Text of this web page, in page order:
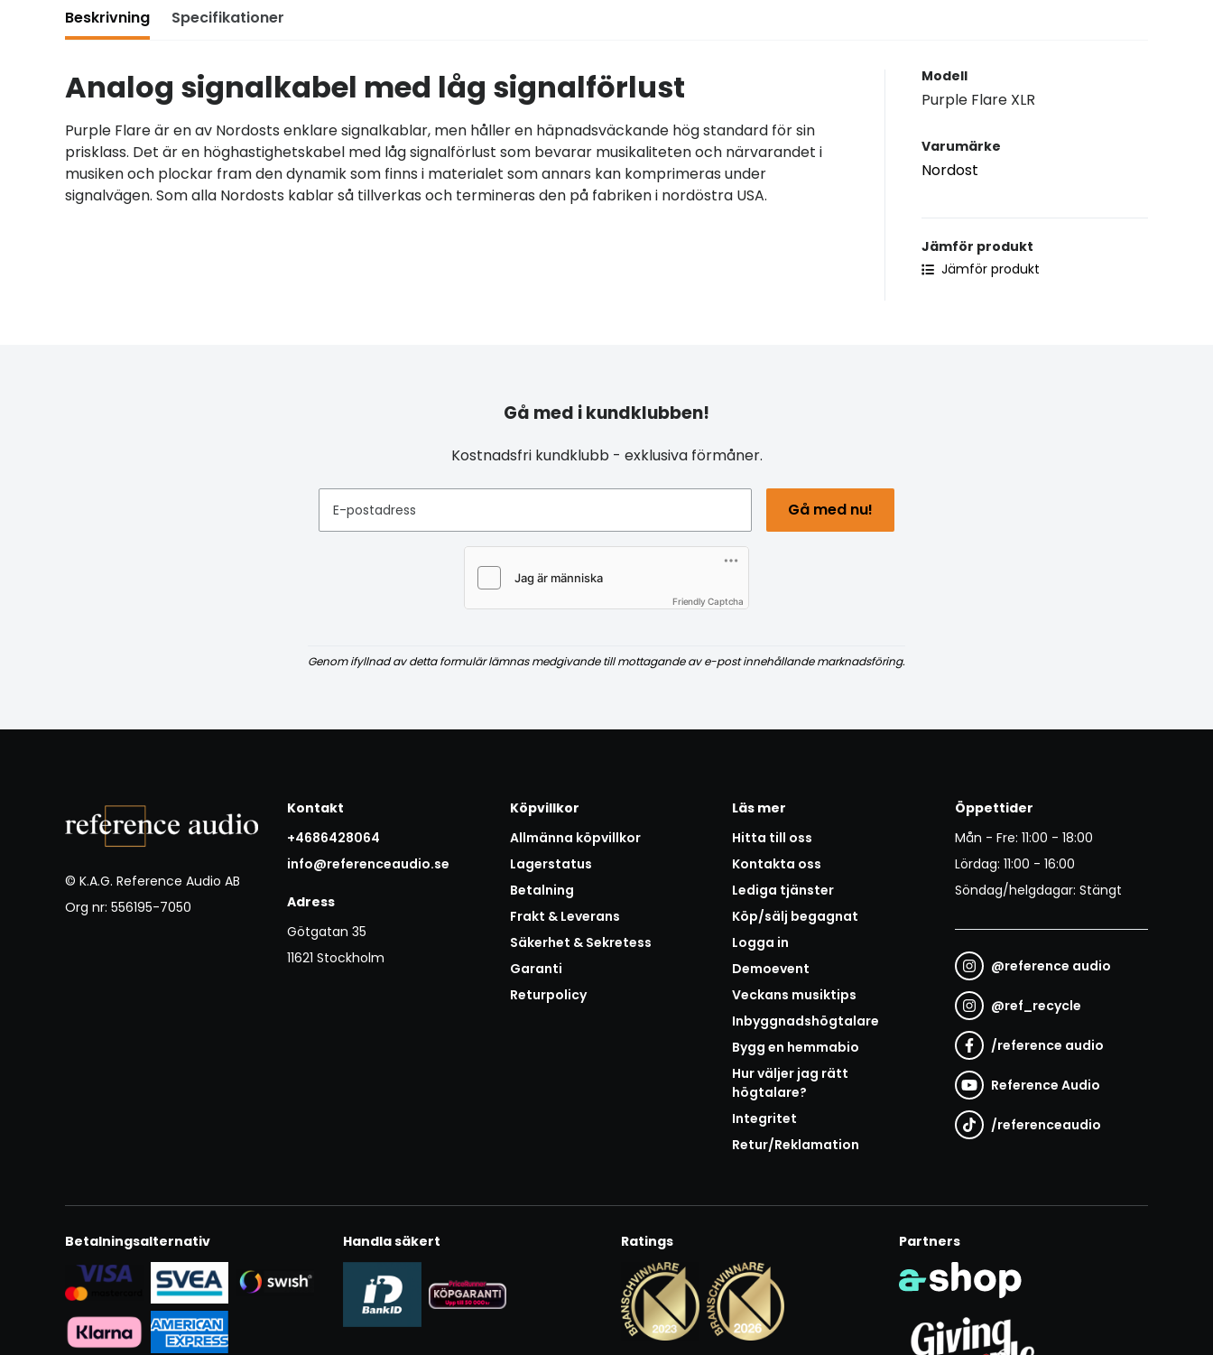
Beskrivning Specifikationer
Analog signalkabel med låg signalförlust
Purple Flare är en av Nordosts enklare signalkablar, men håller en häpnadsväckande hög standard för sin
prisklass. Det är en höghastighetskabel med låg signalförlust som bevarar musikaliteten och närvarandet i
musiken och plockar fram den dynamik som finns i materialet som annars kan komprimeras under
signalvägen. Som alla Nordosts kablar så tillverkas och termineras den på fabriken i nordöstra USA.
Modell
Purple Flare XLR
Varumärke
Nordost
Jämför produkt
Jämför produkt
Gå med i kundklubben!
Kostnadsfri kundklubb - exklusiva förmåner.
E-postadress Gå med nu!
Friendly Captcha
Genom ifyllnad av detta formulär lämnas medgivande till mottagande av e-post innehållande marknadsföring.
© K.A.G. Reference Audio AB
Org nr: 556195-7050
Kontakt
+4686428064
info@referenceaudio.se
Adress
Götgatan 35
11621 Stockholm
Köpvillkor
Allmänna köpvillkor
Lagerstatus
Betalning
Frakt & Leverans
Säkerhet & Sekretess
Garanti
Returpolicy
Läs mer
Hitta till oss
Kontakta oss
Lediga tjänster
Köp/sälj begagnat
Logga in
Demoevent
Veckans musiktips
Inbyggnadshögtalare
Bygg en hemmabio
Hur väljer jag rätt
högtalare?
Integritet
Retur/Reklamation
Öppettider
Mån - Fre: 11:00 - 18:00
Lördag: 11:00 - 16:00
Söndag/helgdagar: Stängt
@reference audio
@ref_recycle
/reference audio
Reference Audio
/referenceaudio
Betalningsalternativ Handla säkert Ratings Partners